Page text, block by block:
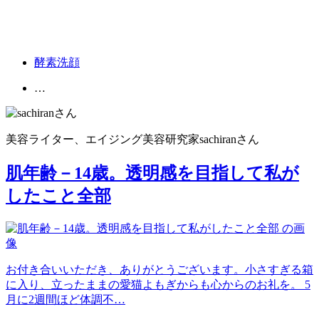
酵素洗顔
…
美容ライター、エイジング美容研究家sachiranさん
肌年齢－14歳。透明感を目指して私が
したこと全部
お付き合いいただき、ありがとうございます。小さすぎる箱
に入り、立ったままの愛猫よもぎからも心からのお礼を。 5
月に2週間ほど体調不…